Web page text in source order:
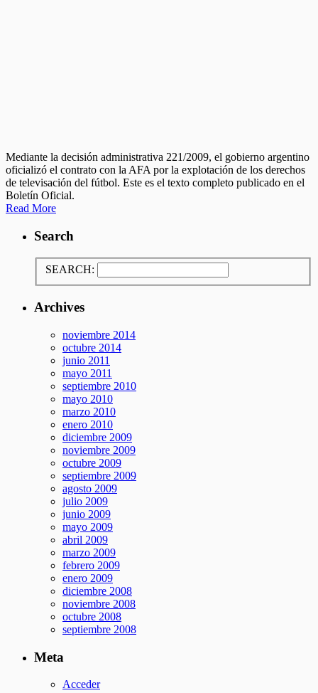
Mediante la decisión administrativa 221/2009, el gobierno argentino
oficializó el contrato con la AFA por la explotación de los derechos
de televisación del fútbol. Este es el texto completo publicado en el
Boletín Oficial.
Read More
Search
SEARCH:
Archives
noviembre 2014
octubre 2014
junio 2011
mayo 2011
septiembre 2010
mayo 2010
marzo 2010
enero 2010
diciembre 2009
noviembre 2009
octubre 2009
septiembre 2009
agosto 2009
julio 2009
junio 2009
mayo 2009
abril 2009
marzo 2009
febrero 2009
enero 2009
diciembre 2008
noviembre 2008
octubre 2008
septiembre 2008
Meta
Acceder